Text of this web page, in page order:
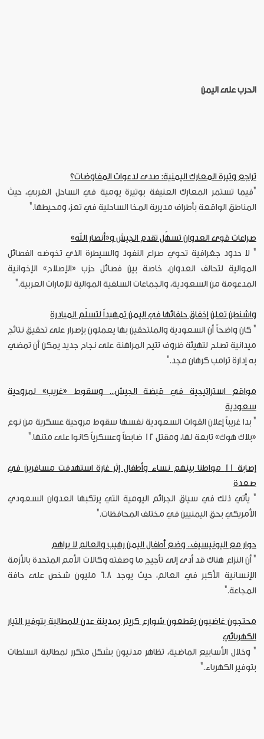
الحرب على اليمن
تراجع وتيرة المعارك اليمنية: صدى لدعوات المفاوضات؟
"فيما تستمر المعارك العنيفة بوتيرة يومية في الساحل الغربي، حيث
المناطق الواقعة بأطراف مديرية المخا الساحلية في تعز، ومحيطها."
صراعات قوى العدوان تسهّل تقدم الجيش و«أنصار الله»
" لا حدود جغرافية تحوي صراع النفوذ والسيطرة الذي تخوضه الفصائل
الموالية لتحالف العدوان، خاصة بين فصائل حزب «الإصلاح» الإخوانية
المدعومة من السعودية، والجماعات السلفية الموالية للإمارات العربية."
واشنطن تعلن إخفاق حلفائها في اليمن تمهيداً لتسلّم المبادرة
" كان واضحاً أن السعودية والملتحقين بها يعملون بإصرار على تحقيق نتائج
ميدانية تصلح لتهيئة ظروف تتيح المراهنة على نجاح جديد يمكن أن تمضي
به إدارة ترامب كرهان مجد."
مواقع استراتيجية في قبضة الجيش... وسقوط «غريب» لمروحية
سعودية
" بدا غريباً إعلان القوات السعودية نفسها سقوط مروحية عسكرية من نوع
«بلاك هوك» تابعة لها، ومقتل 12 ضابطاً وعسكرياً كانوا على متنها."
إصابة 11 مواطنا بينهم نساء وأطفال إثر غارة استهدفت مسافرين في
صعدة
" يأتي ذلك في سياق الجرائم اليومية التي يرتكبها العدوان السعودي
الأمريكي بحق اليمنيين في مختلف المحافظات."
حوار مع اليونيسيف.. وضع أطفال اليمن رهيب والعالم لا يراهم
" أن النزاع هناك قد أدى إلى تأجيج ما وصفته وكالات الأمم المتحدة بالأزمة
الإنسانية الأكبر في العالم، حيث يوجد 6.8 مليون شخص على حافة
المجاعة."
محتجون غاضبون يقطعون شوارع كريتر بمدينة عدن للمطالبة بتوفير التيار
الكهربائي
" وخلال الأسابيع الماضية، تظاهر مدنيون بشكل متكرر لمطالبة السلطات
بتوفير الكهرباء."